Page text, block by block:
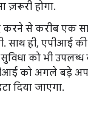
ज़रूरी होगा.
करने से करीब एक
साथ ही, एपीआई
को भी उपलब्ध
को अगले बड़े
दिया जाएगा.